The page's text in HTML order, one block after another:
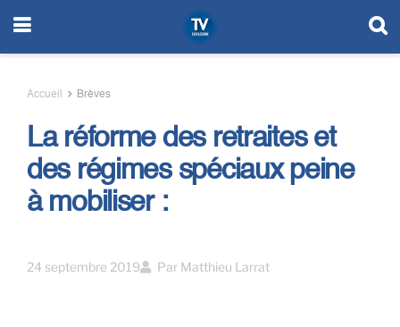
Accueil Brèves
La réforme des retraites et
des régimes spéciaux peine
à mobiliser :
24 septembre 2019 Par Matthieu Larrat